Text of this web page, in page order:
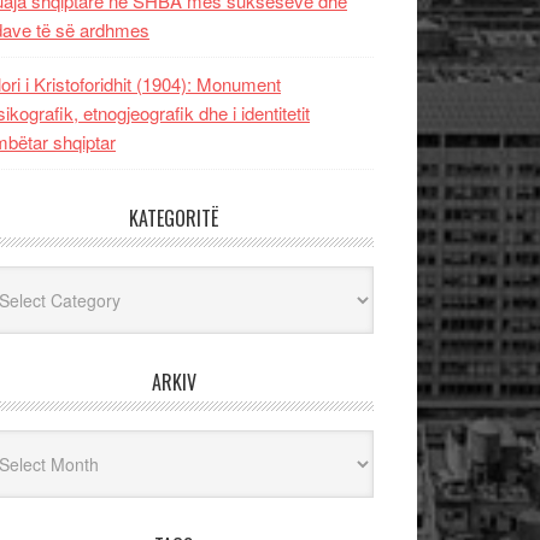
të së ardhmes
i Kristoforidhit (1904): Monument
etnogjeografik dhe i identitetit
shqiptar
KATEGORITË
ARKIV